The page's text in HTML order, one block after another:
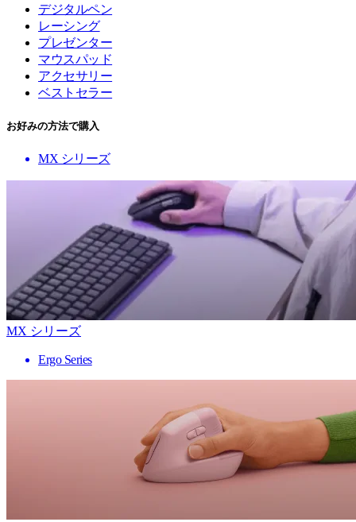
デジタルペン
レーシング
プレゼンター
マウスパッド
アクセサリー
ベストセラー
お好みの方法で購入
MX シリーズ
MX シリーズ
Ergo Series